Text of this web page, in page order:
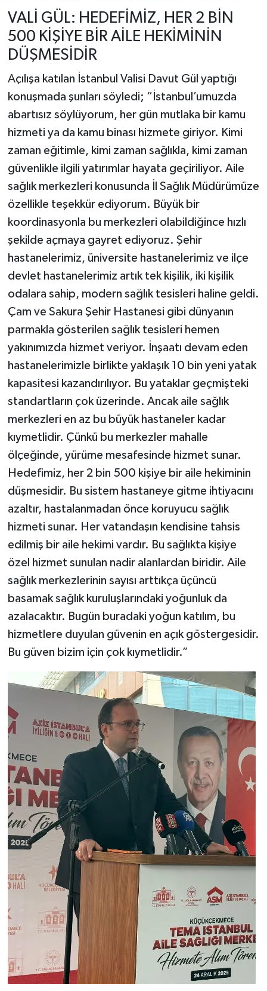
VALİ GÜL: HEDEFİMİZ, HER 2 BİN
500 KİŞİYE BİR AİLE HEKİMİNİN
DÜŞMESİDİR
Açılışa katılan İstanbul Valisi Davut Gül yaptığı
konuşmada şunları söyledi; “İstanbul’umuzda
abartısız söylüyorum, her gün mutlaka bir kamu
hizmeti ya da kamu binası hizmete giriyor. Kimi
zaman eğitimle, kimi zaman sağlıkla, kimi zaman
güvenlikle ilgili yatırımlar hayata geçiriliyor. Aile
sağlık merkezleri konusunda İl Sağlık Müdürümüze
özellikle teşekkür ediyorum. Büyük bir
koordinasyonla bu merkezleri olabildiğince hızlı
şekilde açmaya gayret ediyoruz. Şehir
hastanelerimiz, üniversite hastanelerimiz ve ilçe
devlet hastanelerimiz artık tek kişilik, iki kişilik
odalara sahip, modern sağlık tesisleri haline geldi.
Çam ve Sakura Şehir Hastanesi gibi dünyanın
parmakla gösterilen sağlık tesisleri hemen
yakınımızda hizmet veriyor. İnşaatı devam eden
hastanelerimizle birlikte yaklaşık 10 bin yeni yatak
kapasitesi kazandırılıyor. Bu yataklar geçmişteki
standartların çok üzerinde. Ancak aile sağlık
merkezleri en az bu büyük hastaneler kadar
kıymetlidir. Çünkü bu merkezler mahalle
ölçeğinde, yürüme mesafesinde hizmet sunar.
Hedefimiz, her 2 bin 500 kişiye bir aile hekiminin
düşmesidir. Bu sistem hastaneye gitme ihtiyacını
azaltır, hastalanmadan önce koruyucu sağlık
hizmeti sunar. Her vatandaşın kendisine tahsis
edilmiş bir aile hekimi vardır. Bu sağlıkta kişiye
özel hizmet sunulan nadir alanlardan biridir. Aile
sağlık merkezlerinin sayısı arttıkça üçüncü
basamak sağlık kuruluşlarındaki yoğunluk da
azalacaktır. Bugün buradaki yoğun katılım, bu
hizmetlere duyulan güvenin en açık göstergesidir.
Bu güven bizim için çok kıymetlidir.”